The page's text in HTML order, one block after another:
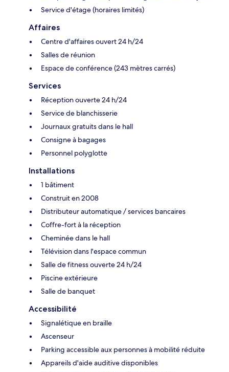
Service d'étage (horaires limités)
Affaires
Centre d'affaires ouvert 24 h/24
Salles de réunion
Espace de conférence (243 mètres carrés)
Services
Réception ouverte 24 h/24
Service de blanchisserie
Journaux gratuits dans le hall
Consigne à bagages
Personnel polyglotte
Installations
1 bâtiment
Construit en 2008
Distributeur automatique / services bancaires
Coffre-fort à la réception
Cheminée dans le hall
Télévision dans l'espace commun
Salle de fitness ouverte 24 h/24
Piscine extérieure
Salle de banquet
Accessibilité
Signalétique en braille
Ascenseur
Parking accessible aux personnes à mobilité réduite
Appareils d'aide auditive disponibles